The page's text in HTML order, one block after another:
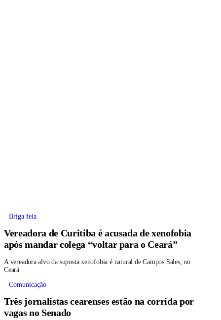
Briga feia
Vereadora de Curitiba é acusada de xenofobia
após mandar colega “voltar para o Ceará”
A vereadora alvo da suposta xenofobia é natural de Campos Sales, no
Ceará
Comunicação
Três jornalistas cearenses estão na corrida por
vagas no Senado